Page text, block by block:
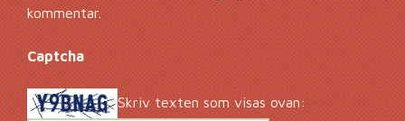
kommentar.
Captcha*
Skriv texten som visas ovan: